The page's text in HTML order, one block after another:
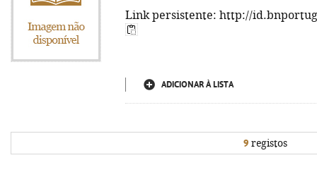
Link persistente: http://
ADICIONAR À LISTA
9 registos